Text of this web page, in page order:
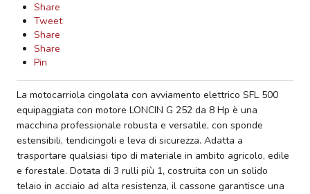
Share
Tweet
Share
Share
Pin
La motocarriola cingolata con avviamento elettrico SFL 500
equipaggiata con motore LONCIN G 252 da 8 Hp è una
macchina professionale robusta e versatile, con sponde
estensibili, tendicingoli e leva di sicurezza. Adatta a
trasportare qualsiasi tipo di materiale in ambito agricolo, edile
e forestale. Dotata di 3 rulli più 1, costruita con un solido
telaio in acciaio ad alta resistenza, il cassone garantisce una